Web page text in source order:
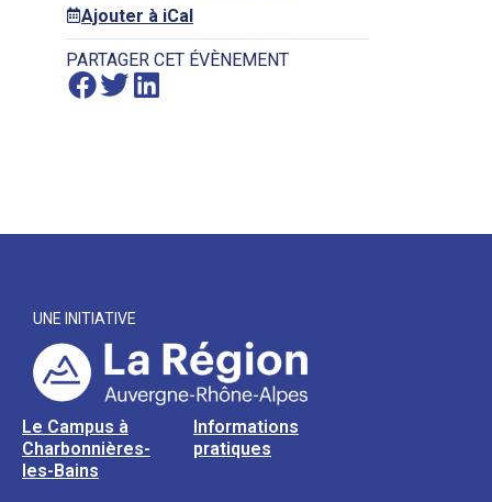
Ajouter à iCal
PARTAGER CET ÉVÈNEMENT
UNE INITIATIVE
Le Campus à
Charbonnières-
les-Bains
Informations
pratiques